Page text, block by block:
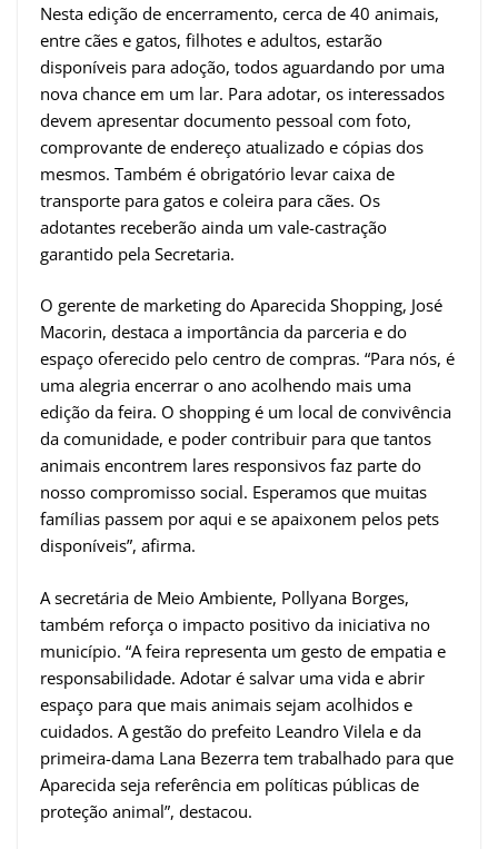
Nesta edição de encerramento, cerca de 40 animais,
entre cães e gatos, filhotes e adultos, estarão
disponíveis para adoção, todos aguardando por uma
nova chance em um lar. Para adotar, os interessados
devem apresentar documento pessoal com foto,
comprovante de endereço atualizado e cópias dos
mesmos. Também é obrigatório levar caixa de
transporte para gatos e coleira para cães. Os
adotantes receberão ainda um vale-castração
garantido pela Secretaria.
O gerente de marketing do Aparecida Shopping, José
Macorin, destaca a importância da parceria e do
espaço oferecido pelo centro de compras. “Para nós, é
uma alegria encerrar o ano acolhendo mais uma
edição da feira. O shopping é um local de convivência
da comunidade, e poder contribuir para que tantos
animais encontrem lares responsivos faz parte do
nosso compromisso social. Esperamos que muitas
famílias passem por aqui e se apaixonem pelos pets
disponíveis”, afirma.
A secretária de Meio Ambiente, Pollyana Borges,
também reforça o impacto positivo da iniciativa no
município. “A feira representa um gesto de empatia e
responsabilidade. Adotar é salvar uma vida e abrir
espaço para que mais animais sejam acolhidos e
cuidados. A gestão do prefeito Leandro Vilela e da
primeira-dama Lana Bezerra tem trabalhado para que
Aparecida seja referência em políticas públicas de
proteção animal”, destacou.